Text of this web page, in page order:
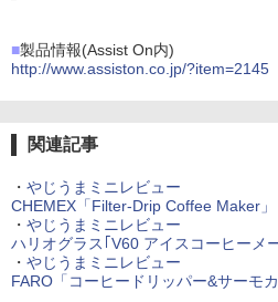
■製品情報(Assist On内)
http://www.assiston.co.jp/?item=2145
関連記事
・ やじうまミニレビュー
CHEMEX「Filter-Drip Coffee Maker
・ やじうまミニレビュー
ハリオグラス｢V60 アイスコーヒーメ
・ やじうまミニレビュー
FARO「コーヒードリッパー&サーモ